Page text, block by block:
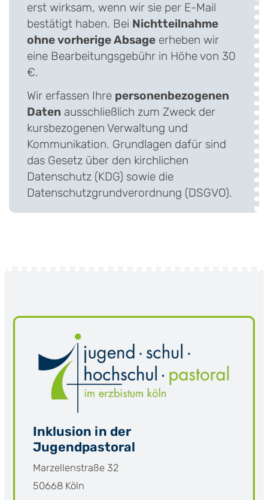
erst wirksam, wenn wir sie per E-Mail
bestätigt haben. Bei Nichtteilnahme
ohne vorherige Absage erheben wir
eine Bearbeitungsgebühr in Höhe von 30
€.
Wir erfassen Ihre personenbezogenen
Daten ausschließlich zum Zweck der
kursbezogenen Verwaltung und
Kommunikation. Grundlagen dafür sind
das Gesetz über den kirchlichen
Datenschutz (KDG) sowie die
Datenschutzgrundverordnung (DSGVO).
Inklusion in der
Jugendpastoral
Marzellenstraße 32
50668 Köln